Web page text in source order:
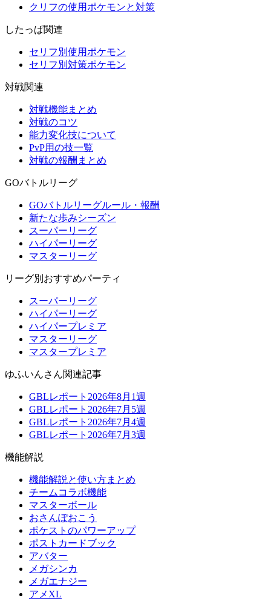
クリフの使用ポケモンと対策
したっぱ関連
セリフ別使用ポケモン
セリフ別対策ポケモン
対戦関連
対戦機能まとめ
対戦のコツ
能力変化技について
PvP用の技一覧
対戦の報酬まとめ
GOバトルリーグ
GOバトルリーグルール・報酬
新たな歩みシーズン
スーパーリーグ
ハイパーリーグ
マスターリーグ
リーグ別おすすめパーティ
スーパーリーグ
ハイパーリーグ
ハイパープレミア
マスターリーグ
マスタープレミア
ゆふいんさん関連記事
GBLレポート2026年8月1週
GBLレポート2026年7月5週
GBLレポート2026年7月4週
GBLレポート2026年7月3週
機能解説
機能解説と使い方まとめ
チームコラボ機能
マスターボール
おさんぽおこう
ポケストのパワーアップ
ポストカードブック
アバター
メガシンカ
メガエナジー
アメXL